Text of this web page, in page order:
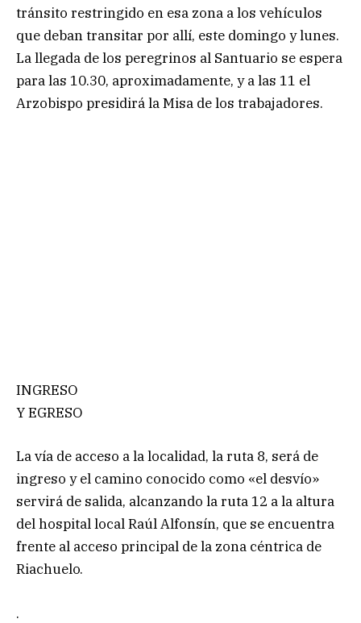
tránsito restringido en esa zona a los vehículos
que deban transitar por allí, este domingo y lunes.
La llegada de los peregrinos al Santuario se espera
para las 10.30, aproximadamente, y a las 11 el
Arzobispo presidirá la Misa de los trabajadores.
INGRESO
Y EGRESO
La vía de acceso a la localidad, la ruta 8, será de
ingreso y el camino conocido como «el desvío»
servirá de salida, alcanzando la ruta 12 a la altura
del hospital local Raúl Alfonsín, que se encuentra
frente al acceso principal de la zona céntrica de
Riachuelo.
.